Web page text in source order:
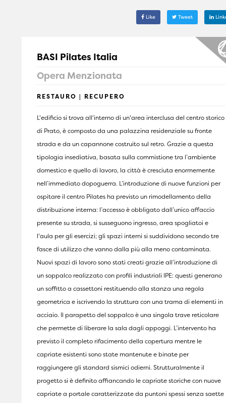
Like Tweet
BASI Pilates Italia
Opera Menzionata
RESTAURO | RECUPERO
L'edificio si trova all'interno di un'area interclusa del centro storico
di Prato, è composto da una palazzina residenziale su fronte
strada e da un capannone costruito sul retro. Grazie a questa
tipologia insediativa, basata sulla commistione tra l’ambiente
domestico e quello di lavoro, la città è cresciuta enormemente
nell’immediato dopoguerra. L’introduzione di nuove funzioni per
ospitare il centro Pilates ha previsto un rimodellamento della
distribuzione interna: l’accesso è obbligato dall’unico affaccio
presente su strada, si susseguono ingresso, area spogliatoi e
l'aula per gli esercizi; gli spazi interni si suddividono secondo tre
fasce di utilizzo che vanno dalla più alla meno contaminata.
Nuovi spazi di lavoro sono stati creati grazie all’introduzione di
un soppalco realizzato con profili industriali IPE: questi generano
un soffitto a cassettoni restituendo alla stanza una regola
geometrica e iscrivendo la struttura con una trama di elementi in
acciaio. Il parapetto del soppalco è una singola trave reticolare
che permette di liberare la sala dagli appoggi. L’intervento ha
previsto il completo rifacimento della copertura mentre le
capriate esistenti sono state mantenute e binate per
raggiungere gli standard sismici odierni. Strutturalmente il
progetto si è definito affiancando le capriate storiche con nuove
capriate a portale caratterizzate da puntoni spessi senza saette